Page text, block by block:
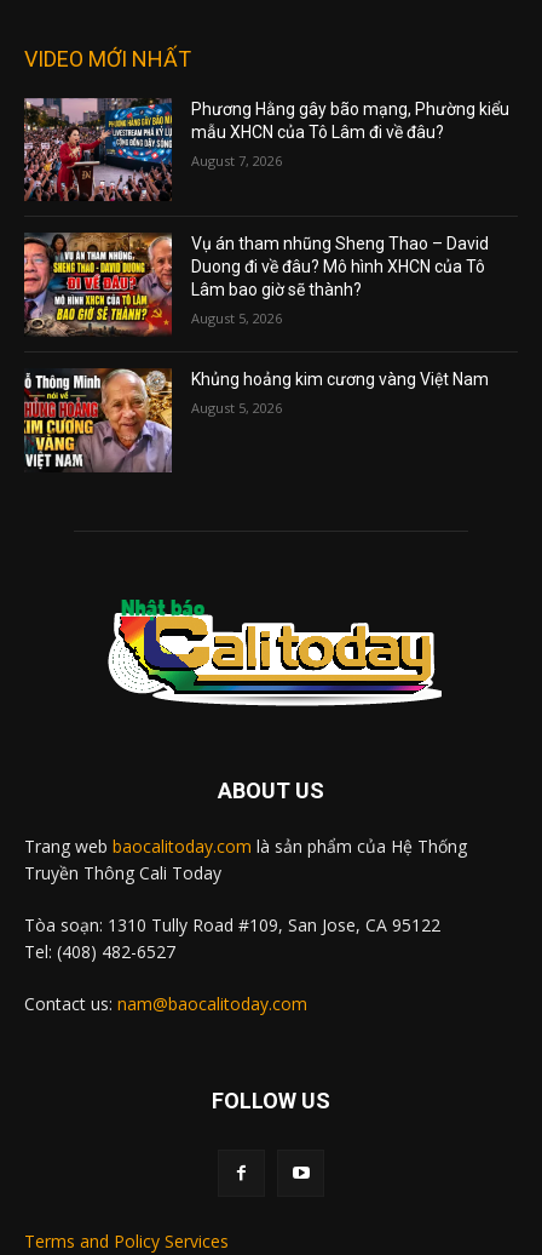
VIDEO MỚI NHẤT
Phương Hằng gây bão mạng, Phường kiểu
mẫu XHCN của Tô Lâm đi về đâu?
August 7, 2026
Vụ án tham nhũng Sheng Thao – David
Duong đi về đâu? Mô hình XHCN của Tô
Lâm bao giờ sẽ thành?
August 5, 2026
Khủng hoảng kim cương vàng Việt Nam
August 5, 2026
ABOUT US
Trang web baocalitoday.com là sản phẩm của Hệ Thống
Truyền Thông Cali Today
Tòa soạn: 1310 Tully Road #109, San Jose, CA 95122
Tel: (408) 482-6527
Contact us: nam@baocalitoday.com
FOLLOW US
Terms and Policy Services